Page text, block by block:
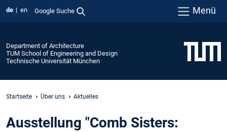
de en Google Suche Menü
Department of Architecture
TUM School of Engineering and Design
Technische Universität München
Startseite Über uns Aktuelles
Ausstellung "Comb Sisters: